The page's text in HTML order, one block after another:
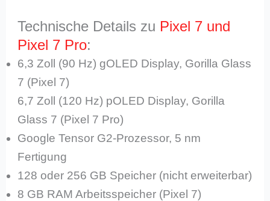
Technische Details zu Pixel 7 und
Pixel 7 Pro:
6,3 Zoll (90 Hz) gOLED Display, Gorilla Glass
7 (Pixel 7)
6,7 Zoll (120 Hz) pOLED Display, Gorilla
Glass 7 (Pixel 7 Pro)
Google Tensor G2-Prozessor, 5 nm
Fertigung
128 oder 256 GB Speicher (nicht erweiterbar)
8 GB RAM Arbeitsspeicher (Pixel 7)